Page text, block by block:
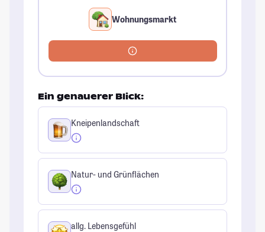
Wohnungsmarkt
Ein genauerer Blick:
Kneipenlandschaft
Natur- und Grünflächen
allg. Lebensgefühl